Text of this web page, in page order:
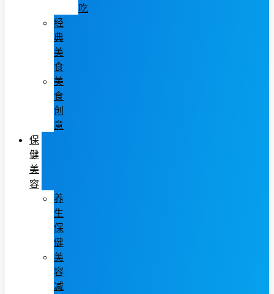
吃
经
典
美
食
美
食
创
意
保
健
美
容
养
生
保
健
美
容
减